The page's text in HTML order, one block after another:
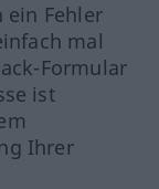
ein Fehler
mal
Formular
ist
Ihrer